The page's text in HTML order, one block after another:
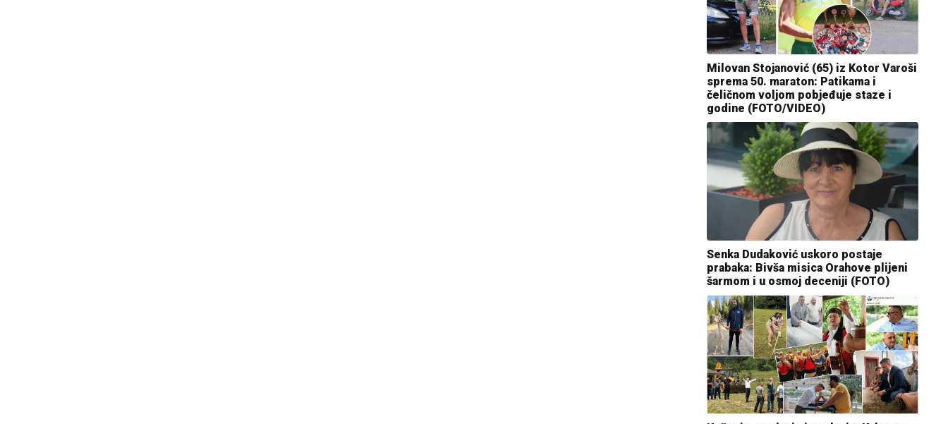
Milovan Stojanović (65) iz Kotor Varoši
sprema 50. maraton: Patikama i
čeličnom voljom pobjeđuje staze i
godine (FOTO/VIDEO)
Senka Dudaković uskoro postaje
prabaka: Bivša misica Orahove plijeni
šarmom i u osmoj deceniji (FOTO)